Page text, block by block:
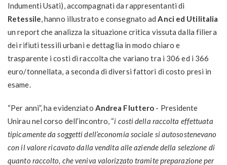
Indumenti Usati), accompagnati da rappresentanti di
Retessile, hanno illustrato e consegnato adAnci ed Utilitalia
un report che analizza la situazione critica vissuta dalla filiera
dei rifiuti tessili urbani e dettaglia in modo chiaro e
trasparente i costi di raccolta che variano tra i 306 ed i 366
euro/tonnellata, a seconda di diversi fattori di costo presi in
esame.
“Per anni”, ha evidenziato Andrea Fluttero - Presidente
Unirau nel corso dell’incontro, “i costi della raccolta effettuata
tipicamente da soggetti dell’economia sociale si autosostenevano
con il valore ricavato dalla vendita alle aziende della selezione di
quanto raccolto, che veniva valorizzato tramite preparazione per